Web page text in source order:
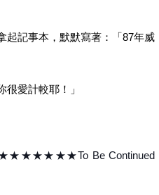
記事本，默默寫著：「87年威
愛計較耶！」
To Be Continued